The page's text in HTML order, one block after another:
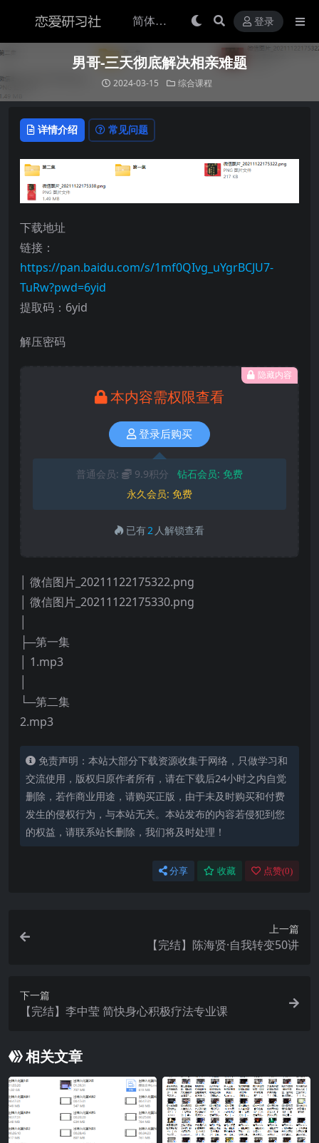
登录
男哥-三天彻底解决相亲难题
2024-03-15 综合课程
详情介绍 常见问题
下载地址
链接：
https://pan.baidu.com/s/1mf0QIvg_uYgrBCJU7-
TuRw?pwd=6yid
提取码：6yid
解压密码
隐藏内容
本内容需权限查看
登录后购买
普通会员: 9.9积分 钻石会员: 免费
永久会员: 免费
已有2 人解锁查看
│ 微信图片_20211122175322.png
│ 微信图片_20211122175330.png
├─第一集
│ 1.mp3
└─第二集
2.mp3
免责声明：本站大部分下载资源收集于网络，只做学习和
交流使用，版权归原作者所有，请在下载后24小时之内自觉
删除，若作商业用途，请购买正版，由于未及时购买和付费
发生的侵权行为，与本站无关。本站发布的内容若侵犯到您
的权益，请联系站长删除，我们将及时处理！
分享 收藏 点赞(0)
上一篇
【完结】陈海贤·自我转变50讲
下一篇
【完结】李中莹 简快身心积极疗法专业课
相关文章